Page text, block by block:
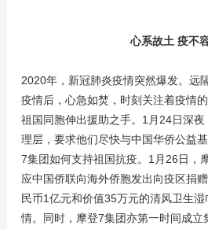
心系故土 疫不
2020年，新冠肺炎疫情突然爆发。远
疫情后，心急如焚，时刻关注着疫情
祖国同胞伸出援助之手。1月24日深
理层，要求他们尽快与中国华侨公益
7集团如何支持祖国抗疫。1月26日，
应中国侨联向海外侨胞发出向疫区捐
民币1亿元和价值35万元的清风卫生
情。同时，摩登7集团亦第一时间成立